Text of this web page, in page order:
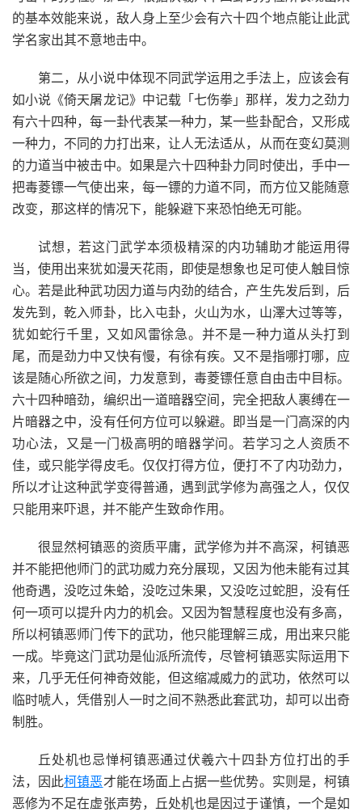
的基本效能来说，敌人身上至少会有六十四个地点能让此武
学名家出其不意地击中。
第二，从小说中体现不同武学运用之手法上，应该会有
如小说《倚天屠龙记》中记载「七伤拳」那样，发力之劲力
有六十四种，每一卦代表某一种力，某一些卦配合，又形成
一种力，不同的力打出来，让人无法适从，从而在变幻莫测
的力道当中被击中。如果是六十四种卦力同时使出，手中一
把毒菱镖一气使出来，每一镖的力道不同，而方位又能随意
改变，那这样的情况下，能躲避下来恐怕绝无可能。
试想，若这门武学本须极精深的内功辅助才能运用得
当，使用出来犹如漫天花雨，即使是想象也足可使人触目惊
心。若是此种武功因力道与内劲的结合，产生先发后到，后
发先到，乾入师卦，比入屯卦，火山为水，山澤大过等等，
犹如蛇行千里，又如风雷徐急。并不是一种力道从头打到
尾，而是劲力中又快有慢，有徐有疾。又不是指哪打哪，应
该是随心所欲之间，力发意到，毒菱镖任意自由击中目标。
六十四种暗劲，编织出一道暗器空间，完全把敌人裹缚在一
片暗器之中，没有任何方位可以躲避。即当是一门高深的内
功心法，又是一门极高明的暗器学问。若学习之人资质不
佳，或只能学得皮毛。仅仅打得方位，便打不了内功劲力，
所以才让这种武学变得普通，遇到武学修为高强之人，仅仅
只能用来吓退，并不能产生致命作用。
很显然柯镇恶的资质平庸，武学修为并不高深，柯镇恶
并不能把他师门的武功威力充分展现，又因为他未能有过其
他奇遇，没吃过朱蛤，没吃过朱果，又没吃过蛇胆，没有任
何一项可以提升内力的机会。又因为智慧程度也没有多高，
所以柯镇恶师门传下的武功，他只能理解三成，用出来只能
一成。毕竟这门武功是仙派所流传，尽管柯镇恶实际运用下
来，几乎无任何神奇效能，但这缩减威力的武功，依然可以
临时唬人，凭借别人一时之间不熟悉此套武功，却可以出奇
制胜。
丘处机也忌惮柯镇恶通过伏羲六十四卦方位打出的手
法，因此柯镇恶才能在场面上占据一些优势。实则是，柯镇
恶修为不足在虚张声势，丘处机也是因过于谨慎，一个是如